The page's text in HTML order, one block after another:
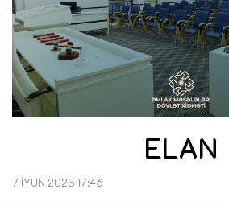
ELAN
7 İYUN 2023 17:46